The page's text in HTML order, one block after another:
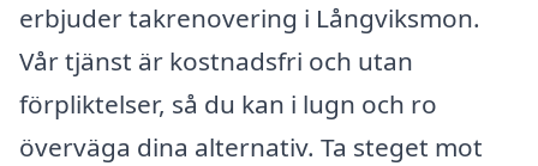
erbjuder takrenovering i Långviksmon.
Vår tjänst är kostnadsfri och utan
förpliktelser, så du kan i lugn och ro
överväga dina alternativ. Ta steget mot